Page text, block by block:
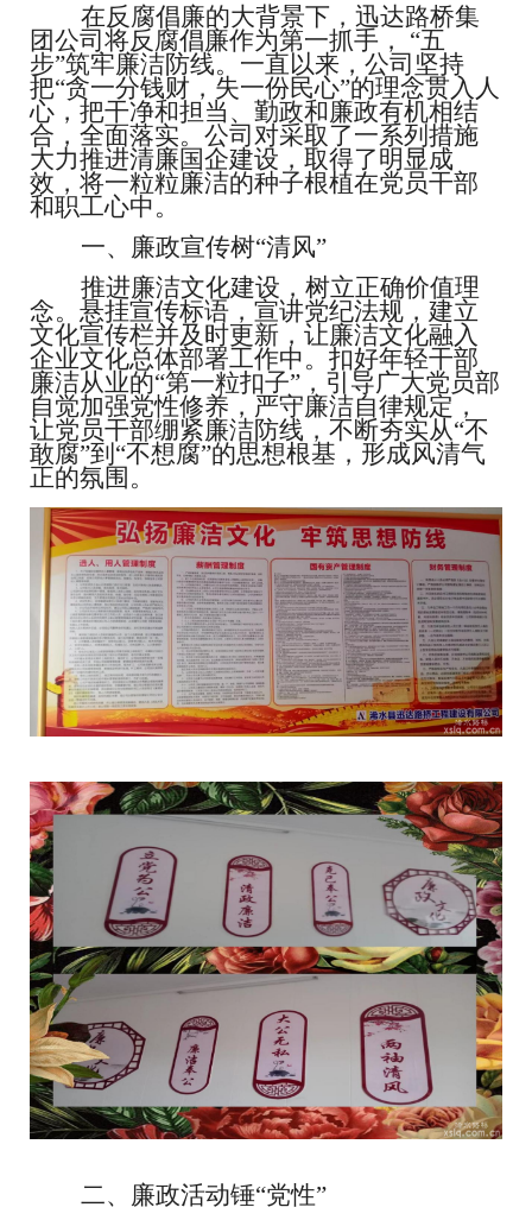
在反腐倡廉的大背景下，迅达路桥集
团公司将反腐倡廉作为第一抓手，
“五
步”筑牢廉洁防线。一直以来，公司坚持
把“贪一分钱财，失一份民心”的理念贯入人
心，把干净和担当、勤政和廉政有机相结
合，全面落实。公司对采取了一系列措施
大力推进清廉国企建设 ，取得了明显成
效，将一粒粒廉洁的种子根植在党员干部
和职工心中。
一、廉政宣传树“清风”
推进廉洁文化建设，树立正确价值理
念。悬挂宣传标语，宣讲党纪法规，建立
文化宣传栏并及时更新，让廉洁文化融入
企业文化总体部署工作中。扣好年轻干部
廉洁从业的“第一粒扣子”，引导广大党员部
自觉加强党性修养，严守廉洁自律规定，
让党员干部绷紧廉洁防线，不断夯实从“不
敢腐”到“不想腐”的思想根基，形成风清气
正的氛围。
二、廉政活动锤“党性”